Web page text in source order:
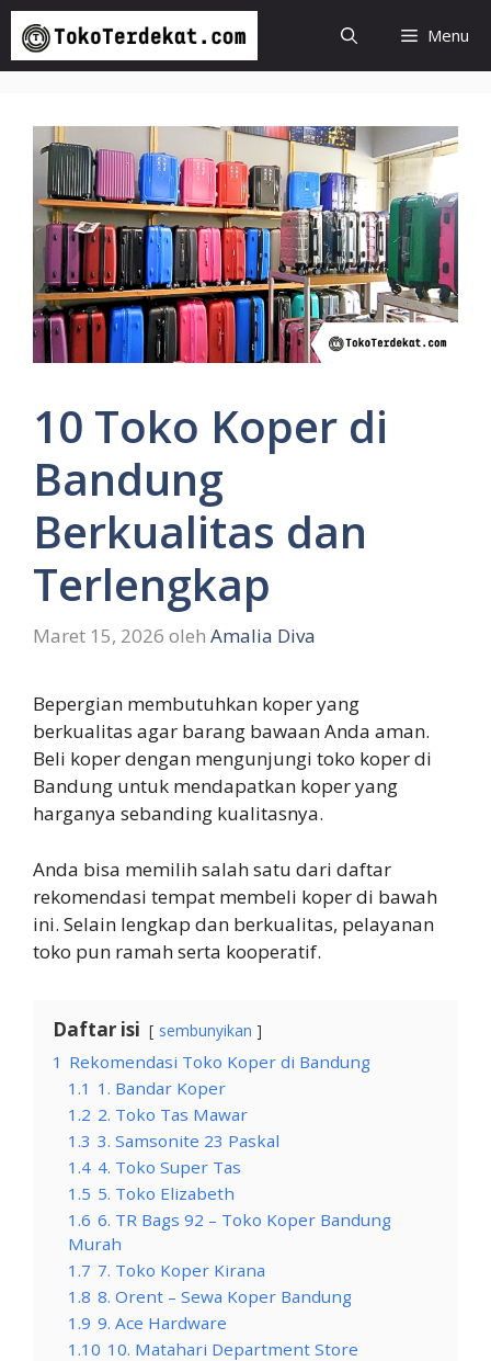
Langsung
isi
Menu
10 Toko Koper di
Bandung
Berkualitas dan
Terlengkap
Maret 15, 2026 oleh Amalia Diva
Bepergian membutuhkan koper yang
berkualitas agar barang bawaan Anda aman.
Beli koper dengan mengunjungi toko koper di
Bandung untuk mendapatkan koper yang
harganya sebanding kualitasnya.
Anda bisa memilih salah satu dari daftar
rekomendasi tempat membeli koper di bawah
ini. Selain lengkap dan berkualitas, pelayanan
toko pun ramah serta kooperatif.
Daftar isi sembunyikan
1 Rekomendasi Toko Koper di Bandung
1.1 1. Bandar Koper
1.2 2. Toko Tas Mawar
1.3 3. Samsonite 23 Paskal
1.4 4. Toko Super Tas
1.5 5. Toko Elizabeth
1.6 6. TR Bags 92 – Toko Koper Bandung
Murah
1.7 7. Toko Koper Kirana
1.8 8. Orent – Sewa Koper Bandung
1.9 9. Ace Hardware
1.10 10. Matahari Department Store